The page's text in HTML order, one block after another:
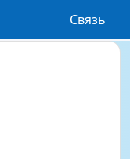
Связь